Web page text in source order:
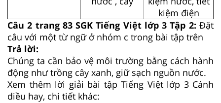
kiệm điện
Câu 2 trang 83 SGK Tiếng Việt lớp 3 Tập 2: Đặt
câu với một từ ngữ ở nhóm c trong bài tập trên
Trả lời:
Chúng ta cần bảo vệ môi trường bằng cách hành
động như trồng cây xanh, giữ sạch nguồn nước.
Xem thêm lời giải bài tập Tiếng Việt lớp 3 Cánh
diều hay, chi tiết khác: